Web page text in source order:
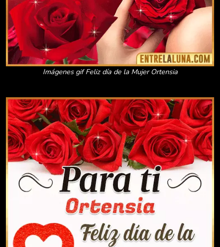
Imágenes gif Feliz día de la Mujer Ortensia